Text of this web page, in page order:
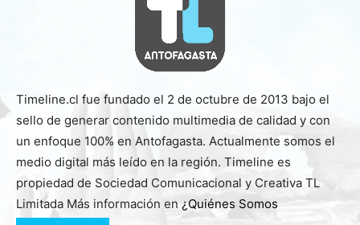
Timeline.cl fue fundado el 2 de octubre de 2013 bajo el
sello de generar contenido multimedia de calidad y con
un enfoque 100% en Antofagasta. Actualmente somos el
medio digital más leído en la región. Timeline es
propiedad de Sociedad Comunicacional y Creativa TL
Limitada Más información en ¿Quiénes Somos